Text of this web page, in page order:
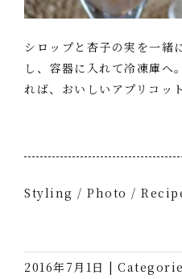
シロップと杏子の実を一緒
し、容器に入れて冷凍庫へ
れば、おいしいアプリコッ
Styling / Photo /
2016年7月1日 |